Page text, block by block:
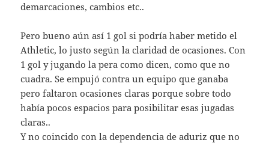
demarcaciones, cambios etc..
Pero bueno aún así 1 gol si podría haber metido el
Athletic, lo justo según la claridad de ocasiones. Con
1 gol y jugando la pera como dicen, como que no
cuadra. Se empujó contra un equipo que ganaba
pero faltaron ocasiones claras porque sobre todo
había pocos espacios para posibilitar esas jugadas
claras..
Y no coincido con la dependencia de aduriz que no